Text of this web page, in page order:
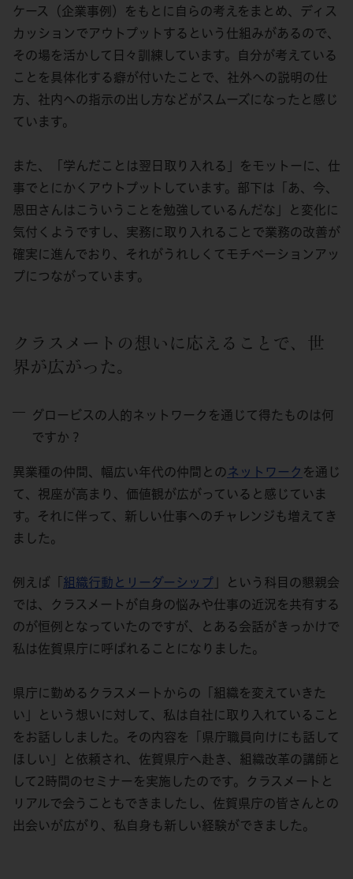
ケース（企業事例）をもとに自らの考えをまとめ、ディス
カッションでアウトプットするという仕組みがあるので、
その場を活かして日々訓練しています。自分が考えている
ことを具体化する癖が付いたことで、社外への説明の仕
方、社内への指示の出し方などがスムーズになったと感じ
ています。
また、「学んだことは翌日取り入れる」をモットーに、仕
事でとにかくアウトプットしています。部下は「あ、今、
恩田さんはこういうことを勉強しているんだな」と変化に
気付くようですし、実務に取り入れることで業務の改善が
確実に進んでおり、それがうれしくてモチベーションアッ
プにつながっています。
クラスメートの想いに応えることで、世
界が広がった。
グロービスの人的ネットワークを通じて得たものは何
ですか？
異業種の仲間、幅広い年代の仲間とのネットワーク を通じ
て、視座が高まり、価値観が広がっていると感じていま
す。それに伴って、新しい仕事へのチャレンジも増えてき
ました。
例えば「 組織行動とリーダーシップ 」という科目の懇親会
では、クラスメートが自身の悩みや仕事の近況を共有する
のが恒例となっていたのですが、とある会話がきっかけで
私は佐賀県庁に呼ばれることになりました。
県庁に勤めるクラスメートからの「組織を変えていきた
い」という想いに対して、私は自社に取り入れていること
をお話ししました。その内容を「県庁職員向けにも話して
ほしい」と依頼され、佐賀県庁へ赴き、組織改革の講師と
して2時間のセミナーを実施したのです。クラスメートと
リアルで会うこともできましたし、佐賀県庁の皆さんとの
出会いが広がり、私自身も新しい経験ができました。